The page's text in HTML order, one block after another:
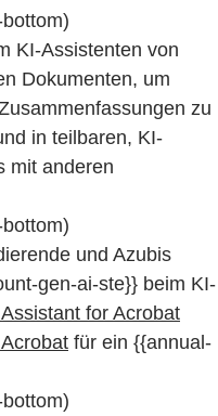
KI-Assistenten von
Dokumenten, um
zu
in teilbaren, KI-
mit anderen
und Azubis
gen-ai-ste}} beim KI-
for Acrobat
für ein {{annual-